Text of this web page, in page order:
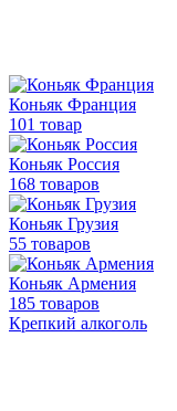
Коньяк Франция
101 товар
Коньяк Россия
168 товаров
Коньяк Грузия
55 товаров
Коньяк Армения
185 товаров
Крепкий алкоголь